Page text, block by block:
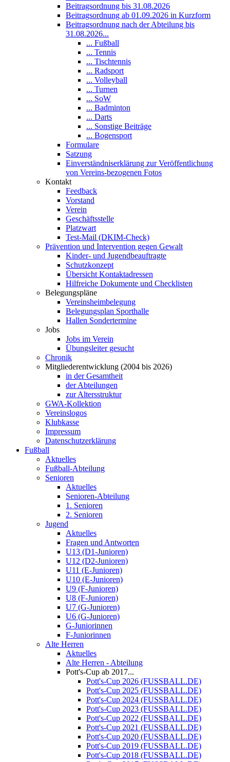
Beitragsordnung bis 31.08.2026
Beitragsordnung ab 01.09.2026 in Kurzform
Beitragsordnung nach der Abteilung bis
31.08.2026...
... Fußball
... Tennis
... Tischtennis
... Radsport
... Volleyball
... Turnen
... SoW
... Badminton
... Darts
... Sonstige Beiträge
... Bogensport
Formulare
Satzung
Einverständniserklärung zur Veröffentlichung
von Vereins-bezogenen Fotos
Kontakt
Feedback
Vorstand
Verein
Geschäftsstelle
Platzwart
Test-Mail (DKIM-Check)
Prävention und Intervention gegen Gewalt
Kinder- und Jugendbeauftragte
Schutzkonzept
Übersicht Kontaktadressen
Hilfreiche Dokumente und Checklisten
Belegungspläne
Vereinsheimbelegung
Belegungsplan Sporthalle
Hallen Sondertermine
Jobs
Jobs im Verein
Übungsleiter gesucht
Chronik
Mitgliederentwicklung (2004 bis 2026)
in der Gesamtheit
der Abteilungen
zur Altersstruktur
GWA-Kollektion
Vereinslogos
Klubkasse
Impressum
Datenschutzerklärung
Fußball
Aktuelles
Fußball-Abteilung
Senioren
Aktuelles
Senioren-Abteilung
1. Senioren
2. Senioren
Jugend
Aktuelles
Fragen und Antworten
U13 (D1-Junioren)
U12 (D2-Junioren)
U11 (E-Junioren)
U10 (E-Junioren)
U9 (F-Junioren)
U8 (F-Junioren)
U7 (G-Junioren)
U6 (G-Junioren)
G-Juniorinnen
F-Juniorinnen
Alte Herren
Aktuelles
Alte Herren - Abteilung
Pott's-Cup ab 2017...
Pott's-Cup 2026 (FUSSBALL.DE)
Pott's-Cup 2025 (FUSSBALL.DE)
Pott's-Cup 2024 (FUSSBALL.DE)
Pott's-Cup 2023 (FUSSBALL.DE)
Pott's-Cup 2022 (FUSSBALL.DE)
Pott's-Cup 2021 (FUSSBALL.DE)
Pott's-Cup 2020 (FUSSBALL.DE)
Pott's-Cup 2019 (FUSSBALL.DE)
Pott's-Cup 2018 (FUSSBALL.DE)